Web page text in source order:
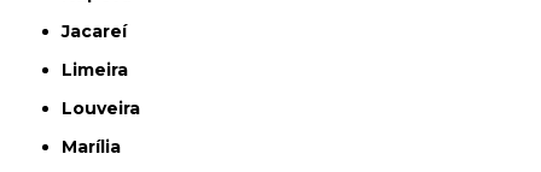
Jacareí
Limeira
Louveira
Marília